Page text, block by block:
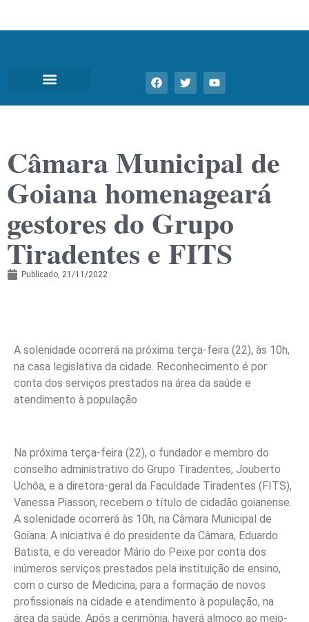
Câmara Municipal de
Goiana homenageará
gestores do Grupo
Tiradentes e FITS
Publicado, 21/11/2022
A solenidade ocorrerá na próxima terça-feira (22), às 10h,
na casa legislativa da cidade. Reconhecimento é por
conta dos serviços prestados na área da saúde e
atendimento à população
Na próxima terça-feira (22), o fundador e membro do
conselho administrativo do Grupo Tiradentes, Jouberto
Uchôa, e a diretora-geral da Faculdade Tiradentes (FITS),
Vanessa Piasson, recebem o título de cidadão goianense.
A solenidade ocorrerá às 10h, na Câmara Municipal de
Goiana. A iniciativa é do presidente da Câmara, Eduardo
Batista, e do vereador Mário do Peixe por conta dos
inúmeros serviços prestados pela instituição de ensino,
com o curso de Medicina, para a formação de novos
profissionais na cidade e atendimento à população, na
área da saúde. Após a cerimônia, haverá almoço ao meio-